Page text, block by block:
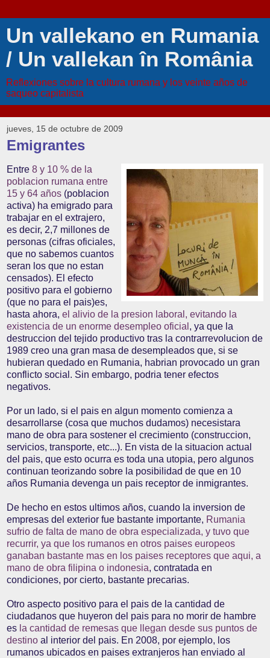
Un vallekano en Rumania
/ Un vallekan în România
Reflexiones sobre la cultura rumana y los veinte años de
saqueo capitalista
jueves, 15 de octubre de 2009
Emigrantes
Entre 8 y 10 % de la
poblacion rumana entre
15 y 64 años (poblacion
activa) ha emigrado para
trabajar en el extrajero,
es decir, 2,7 millones de
personas (cifras oficiales,
que no sabemos cuantos
seran los que no estan
censados). El efecto
positivo para el gobierno
(que no para el pais)es,
hasta ahora, el alivio de la presion laboral, evitando la
existencia de un enorme desempleo oficial , ya que la
destruccion del tejido productivo tras la contrarrevolucion de
1989 creo una gran masa de desempleados que, si se
hubieran quedado en Rumania, habrian provocado un gran
conflicto social. Sin embargo, podria tener efectos
negativos.
Por un lado, si el pais en algun momento comienza a
desarrollarse (cosa que muchos dudamos) necesistara
mano de obra para sostener el crecimiento (construccion,
servicios, transporte, etc...). En vista de la situacion actual
del pais, que esto ocurra es toda una utopia, pero algunos
continuan teorizando sobre la posibilidad de que en 10
años Rumania devenga un pais receptor de inmigrantes.
De hecho en estos ultimos años, cuando la inversion de
empresas del exterior fue bastante importante, Rumania
sufrio de falta de mano de obra especializada, y tuvo que
recurrir, ya que los rumanos en otros paises europeos
ganaban bastante mas en los paises receptores que aqui, a
mano de obra filipina o indonesia, contratada en
condiciones, por cierto, bastante precarias.
Otro aspecto positivo para el pais de la cantidad de
ciudadanos que huyeron del pais para no morir de hambre
es la cantidad de remesas que llegan desde sus puntos de
destino al interior del pais. En 2008, por ejemplo, los
rumanos ubicados en paises extranjeros han enviado al